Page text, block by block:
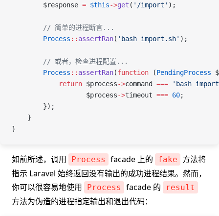
        $response
= $this->get ( '/import' );
        // 简单的进程断言...
        Process
:: assertRan( 'bash import.sh' );
        // 或者，检查进程配置...
        Process
:: assertRan(function (PendingProcess
            return
$process->command === 'bash
                   $process
->timeout === 60;
        });
    }
}
如前所述，调用 Process facade 上的 fake
方法将
指示 Laravel 始终返回没有输出的成功进程结果。然而，
你可以很容易地使用
Process facade 的 result
方法为伪造的进程指定输出和退出代码：